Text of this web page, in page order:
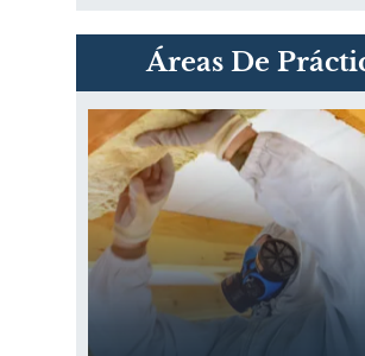
Áreas De
PVC Cloruro de polivinilo
Exposición